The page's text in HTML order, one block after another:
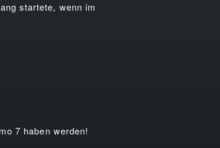
startete, wenn im
7 haben werden!